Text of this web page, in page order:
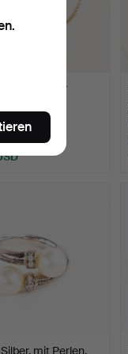
MIT
26. Jun 2026
mit Perlen.